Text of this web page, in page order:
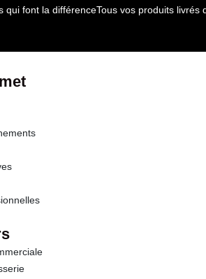
qui font la différenceTous vos produits livrés